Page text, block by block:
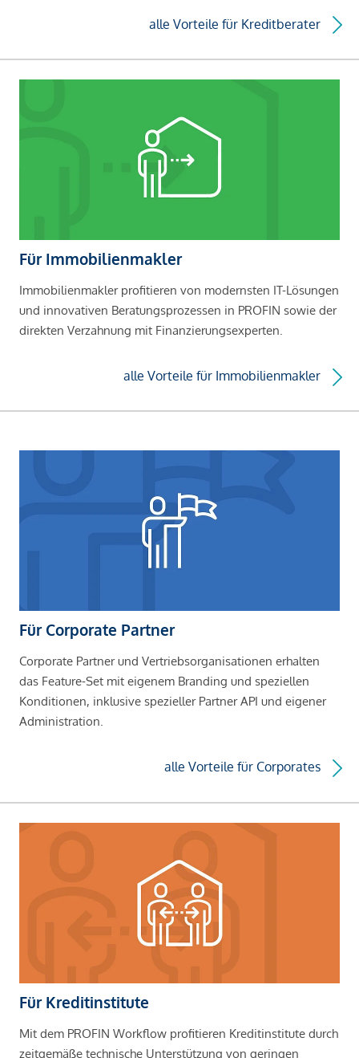
alle Vorteile für Kreditberater
Für Immobilienmakler
Immobilienmakler profitieren von modernsten IT-Lösungen
und innovativen Beratungsprozessen in PROFIN sowie der
direkten Verzahnung mit Finanzierungsexperten.
alle Vorteile für Immobilienmakler
Für Corporate Partner
Corporate Partner und Vertriebsorganisationen erhalten
das Feature-Set mit eigenem Branding und speziellen
Konditionen, inklusive spezieller Partner API und eigener
Administration.
alle Vorteile für Corporates
Für Kreditinstitute
Mit dem PROFIN Workflow profitieren Kreditinstitute durch
zeitgemäße technische Unterstützung von geringen